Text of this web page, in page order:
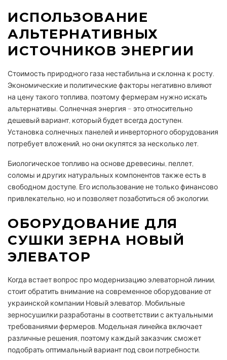
ИСПОЛЬЗОВАНИЕ
АЛЬТЕРНАТИВНЫХ
ИСТОЧНИКОВ ЭНЕРГИИ
Стоимость природного газа нестабильна и склонна к росту.
Экономические и политические факторы негативно влияют
на цену такого топлива, поэтому фермерам нужно искать
альтернативы. Солнечная энергия – это относительно
дешевый вариант, который будет всегда доступен.
Установка солнечных панелей и инверторного оборудования
потребует вложений, но они окупятся за несколько лет.
Биологическое топливо на основе древесины, пеллет,
соломы и других натуральных компонентов также есть в
свободном доступе. Его использование не только финансово
привлекательно, но и позволяет позаботиться об экологии.
ОБОРУДОВАНИЕ ДЛЯ
СУШКИ ЗЕРНА НОВЫЙ
ЭЛЕВАТОР
Когда встает вопрос про модернизацию элеваторной линии,
стоит обратить внимание на современное оборудование от
украинской компании Новый элеватор. Мобильные
зерносушилки разработаны в соответствии с актуальными
требованиями фермеров. Модельная линейка включает
различные решения, поэтому каждый заказчик сможет
подобрать оптимальный вариант под свои потребности.